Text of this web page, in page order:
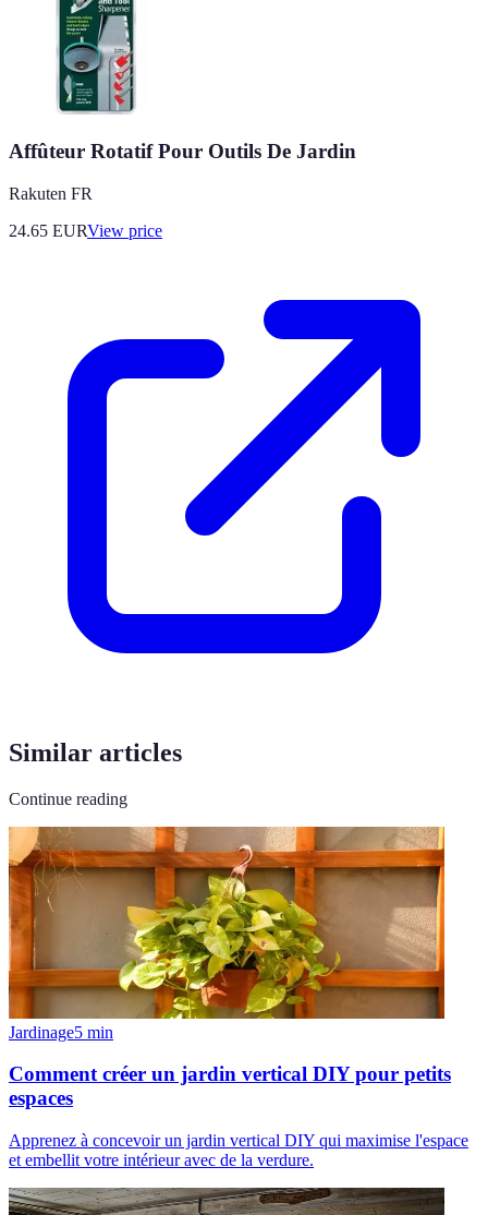
Affûteur Rotatif Pour Outils De Jardin
Rakuten FR
24.65 EURView price
Similar articles
Continue reading
Jardinage5 min
Comment créer un jardin vertical DIY pour petits
espaces
Apprenez à concevoir un jardin vertical DIY qui maximise l'espace
et embellit votre intérieur avec de la verdure.